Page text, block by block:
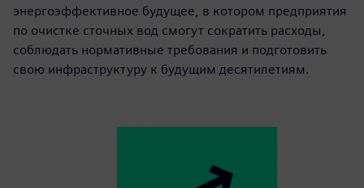
энергоэффективное будущее, в котором предприятия
по очистке сточных вод смогут сократить расходы,
соблюдать нормативные требования и подготовить
свою инфраструктуру к будущим десятилетиям.